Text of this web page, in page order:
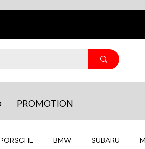
PROMOTION
BMW SUBARU